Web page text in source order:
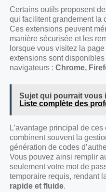
Certains outils proposent
qui facilitent grandement la
Ces extensions peuvent
manière sécurisée et les
lorsque vous visitez la
extensions sont
navigateurs : Chrome,
Sujet qui pourrait vous
Liste complète des
L’avantage principal de
combinent souvent la
génération de codes
Vous pouvez ainsi remplir
seulement votre mot de
temporaire requis, rendant
rapide et fluide.